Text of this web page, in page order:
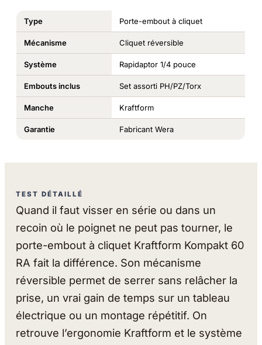
Type Porte-embout à cliquet
Mécanisme Cliquet réversible
Système Rapidaptor 1/4 pouce
Embouts inclus Set assorti PH/PZ/Torx
Manche Kraftform
Garantie Fabricant Wera
TEST DÉTAILLÉ
Quand il faut visser en série ou dans un
recoin où le poignet ne peut pas tourner, le
porte-embout à cliquet Kraftform Kompakt 60
RA fait la différence. Son mécanisme
réversible permet de serrer sans relâcher la
prise, un vrai gain de temps sur un tableau
électrique ou un montage répétitif. On
retrouve l’ergonomie Kraftform et le système